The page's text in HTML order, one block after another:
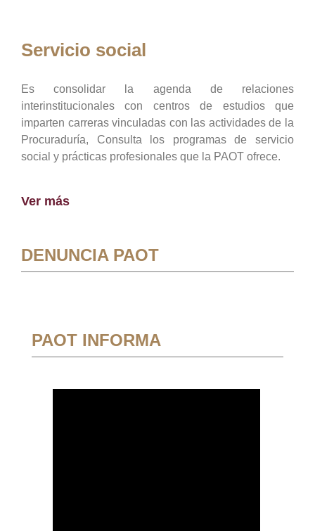
Servicio social
Es consolidar la agenda de relaciones
interinstitucionales con centros de estudios que
imparten carreras vinculadas con las actividades de la
Procuraduría, Consulta los programas de servicio
social y prácticas profesionales que la PAOT ofrece.
Ver más
DENUNCIA PAOT
PAOT INFORMA